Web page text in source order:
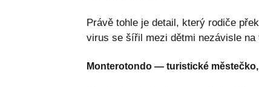
Právě tohle je detail, který rodiče
virus se šířil mezi dětmi nezávisle na
Monterotondo — turistické